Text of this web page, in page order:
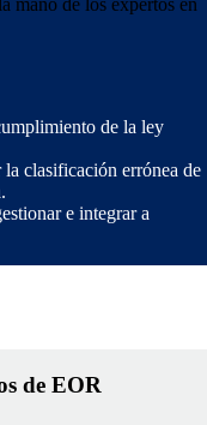
mano de los expertos en
de la ley
la clasificación errónea de
e integrar a
de EOR